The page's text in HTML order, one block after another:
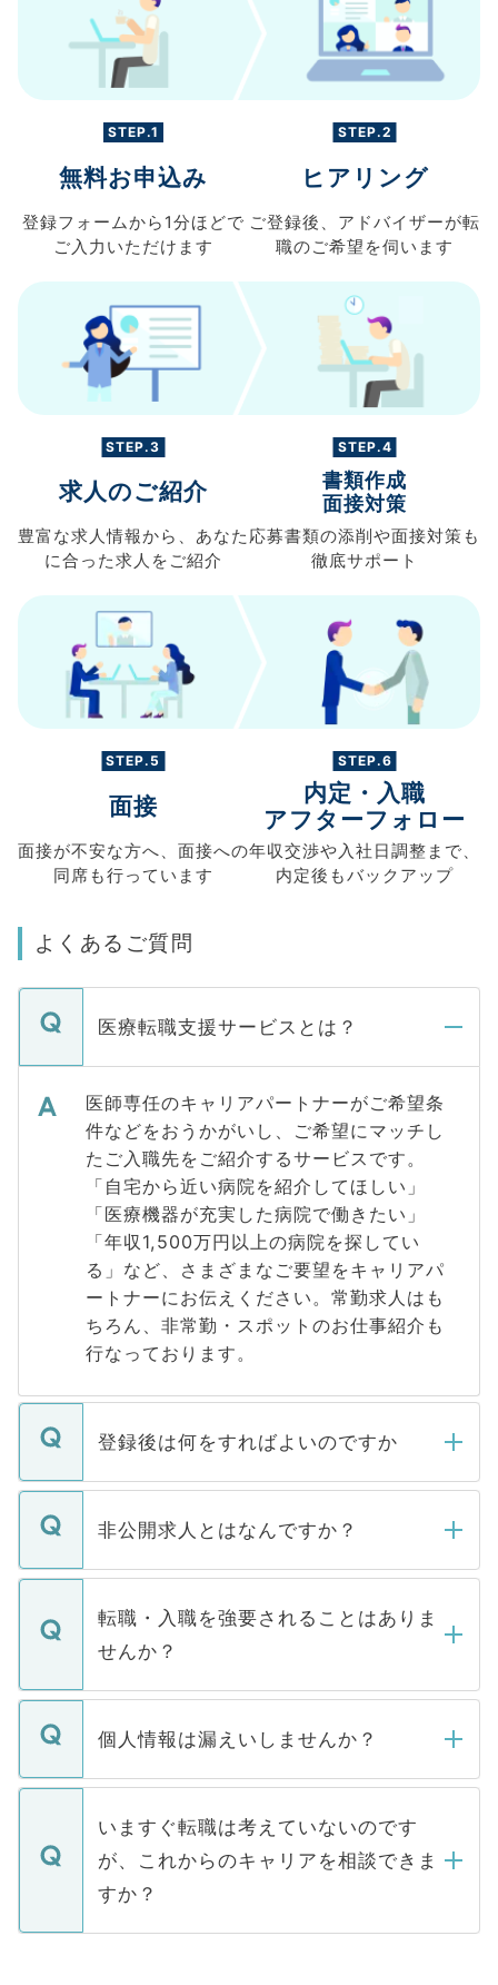
STEP.1
無料お申込み
登録フォームから 1分ほどで
ご入力 いただけます
STEP.2
ヒアリング
ご登録後、 アドバイザーが転
職のご希望を伺います
STEP.3
求人のご紹介
豊富な求人情報から、 あなた
に合った求人を ご紹介
STEP.4
書類作成
面接対策
応募書類の添削や面接対策も
徹底サポート
STEP.5
面接
面接が不安な方へ、 面接への
同席も行っています
STEP.6
内定・入職
アフターフォロー
年収交渉や入社日調整まで、
内定後もバックアップ
よくあるご質問
医療転職支援サービスとは？
医師専任のキャリアパートナーがご希望条
件などをおうかがいし、ご希望にマッチし
たご入職先をご紹介するサービスです。
「自宅から近い病院を紹介してほしい」
「医療機器が充実した病院で働きたい」
「年収1,500万円以上の病院を探してい
る」など、さまざまなご要望をキャリアパ
ートナーにお伝えください。常勤求人はも
ちろん、非常勤・スポットのお仕事紹介も
行なっております。
登録後は何をすればよいのですか
ご登録いただきましたら、弊社担当者がご
登録内容を確認し、その後メールもしくは
ます。通常、5営業日以内にはご連絡をせて
いただきますので、しばらくお待ちくださ
い。
非公開求人とはなんですか？
マイナビDOCTORで取り扱っている求人の
うち約3割は、Webサイトからご覧いただ
けない「非公開求人」です。非公開求人は
下記の理由によって、一般には公開してい
ません。
■応募殺到を避けるため 人気のある医療機
関を公にしてしまうと、応募が殺到する場
に、医療機関が求める条件に合った人材の
みを人材紹介会社に依頼するケースが増え
ています。
転職・入職を強要されることはありま
せんか？
転職・入職を強要することは一切ありませ
ん。また、仮に応募先から内定をいただい
定を承諾する必要はありません。内定先へ
の辞退の連絡はキャリアパートナーが行い
ますので、ご安心ください。
個人情報は漏えいしませんか？
個人情報が漏えいすることはありませんの
で、ご安心ください。当サイトからの登録
などで収集したご登録者様の個人情報は、
ご本人のキャリアアップおよび転職活動の
支援を目的に使用いたします。お預かりし
ているすべての個人データはご本人の許可
いますぐ転職は考えていないのです
が、これからのキャリアを相談できま
すか？